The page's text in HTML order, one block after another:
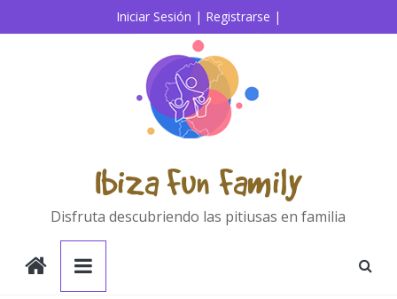
al
Iniciar Sesión | Registrarse |
Ibiza Fun Family
Disfruta descubriendo las pitiusas en familia